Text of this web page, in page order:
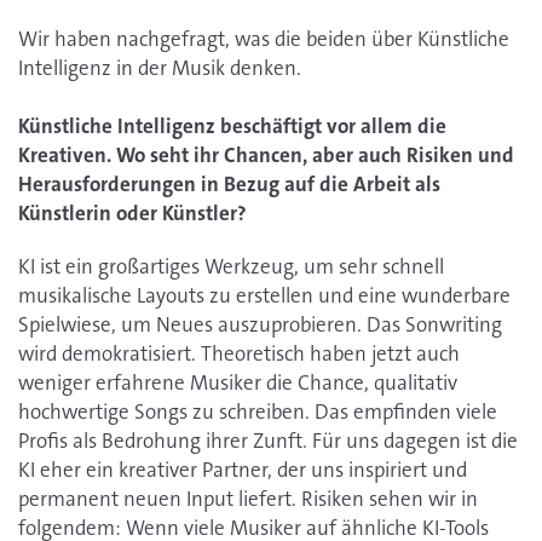
Wir haben nachgefragt, was die beiden über Künstliche
Intelligenz in der Musik denken.
Künstliche Intelligenz beschäftigt vor allem die
Kreativen. Wo seht ihr Chancen, aber auch Risiken und
Herausforderungen in Bezug auf die Arbeit als
Künstlerin oder Künstler?
KI ist ein großartiges Werkzeug, um sehr schnell
musikalische Layouts zu erstellen und eine wunderbare
Spielwiese, um Neues auszuprobieren. Das Sonwriting
wird demokratisiert. Theoretisch haben jetzt auch
weniger erfahrene Musiker die Chance, qualitativ
hochwertige Songs zu schreiben. Das empfinden viele
Profis als Bedrohung ihrer Zunft. Für uns dagegen ist die
KI eher ein kreativer Partner, der uns inspiriert und
permanent neuen Input liefert. Risiken sehen wir in
folgendem: Wenn viele Musiker auf ähnliche KI-Tools